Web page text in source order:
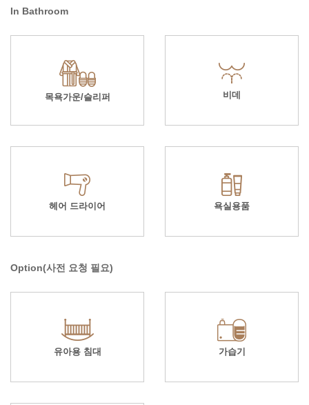
In Bathroom
목욕가운/슬리퍼 비데
헤어 드라이어 욕실용품
Option(사전 요청 필요)
유아용 침대 가습기